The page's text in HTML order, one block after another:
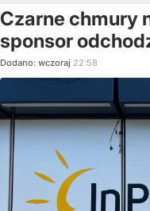
Czarne chmury
sponsor
Dodano: wczoraj 22:58